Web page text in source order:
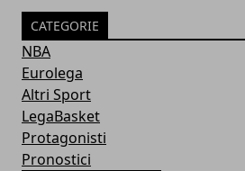
CATEGORIE
NBA
Eurolega
Altri Sport
LegaBasket
Protagonisti
Pronostici